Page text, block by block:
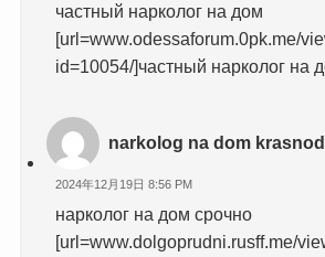
частный нарколог на дом
[url=www.odessaforum.0pk.me/
id=10054/]частный нарколог на
narkolog na dom
2024年12月19日 8:56 PM
нарколог на дом срочно
[url=www.dolgoprudni.rusff.me/